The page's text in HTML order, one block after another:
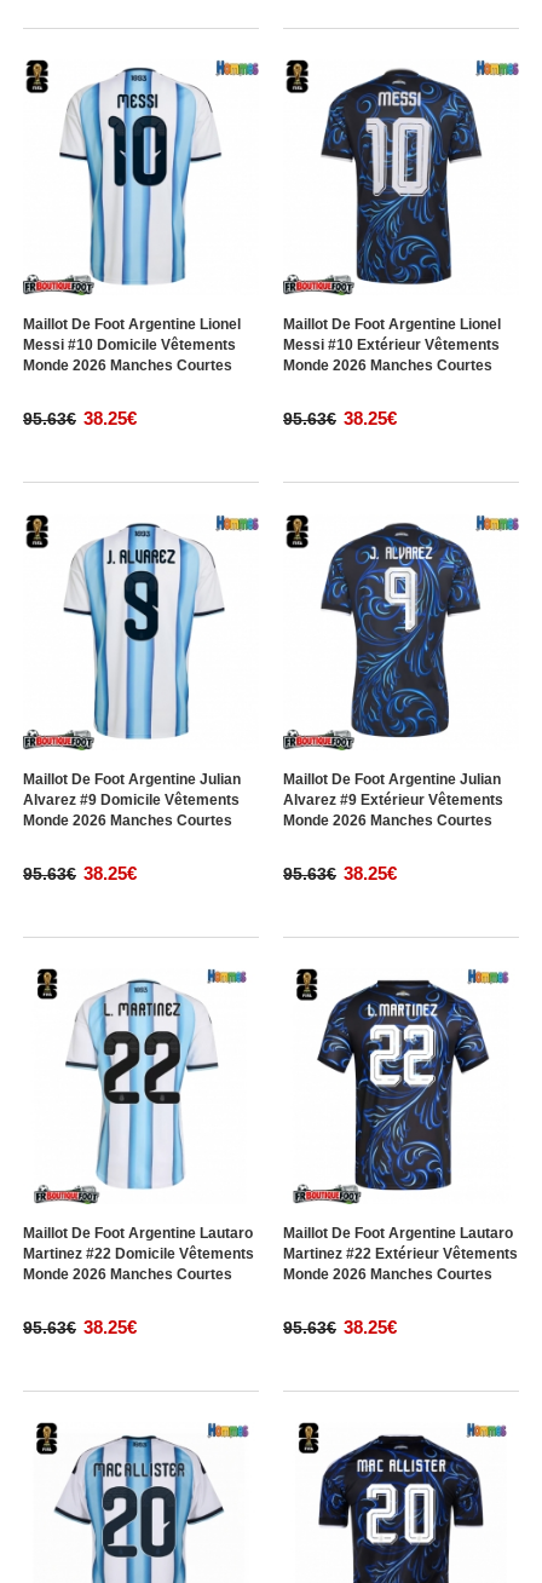
Maillot De Foot Argentine Lionel
Messi #10 Domicile Vêtements
Monde 2026 Manches Courtes
95.63€ 38.25€
Maillot De Foot Argentine Lionel
Messi #10 Extérieur Vêtements
Monde 2026 Manches Courtes
95.63€ 38.25€
Maillot De Foot Argentine Julian
Alvarez #9 Domicile Vêtements
Monde 2026 Manches Courtes
95.63€ 38.25€
Maillot De Foot Argentine Julian
Alvarez #9 Extérieur Vêtements
Monde 2026 Manches Courtes
95.63€ 38.25€
Maillot De Foot Argentine Lautaro
Martinez #22 Domicile Vêtements
Monde 2026 Manches Courtes
95.63€ 38.25€
Maillot De Foot Argentine Lautaro
Martinez #22 Extérieur Vêtements
Monde 2026 Manches Courtes
95.63€ 38.25€